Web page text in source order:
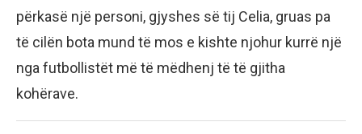
përkasë një personi, gjyshes së tij Celia, gruas pa
të cilën bota mund të mos e kishte njohur kurrë një
nga futbollistët më të mëdhenj të të gjitha
kohërave.